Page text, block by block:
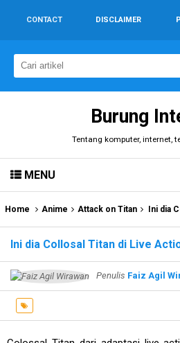
CONTACT DISCLAIMER
Burung
Tentang komputer, internet,
MENU
Home Anime Attack on Titan Ini dia
Ini dia Collosal Titan di Live
Penulis Faiz Agil